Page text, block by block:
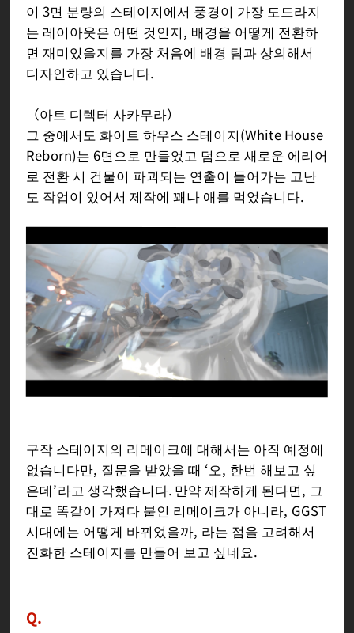
이 3면 분량의 스테이지에서 풍경이 가장 도드라지
는 레이아웃은 어떤 것인지, 배경을 어떻게 전환하
면 재미있을지를 가장 처음에 배경 팀과 상의해서
디자인하고 있습니다.
（아트 디렉터 사카무라）
그 중에서도 화이트 하우스 스테이지(White House
Reborn)는 6면으로 만들었고 덤으로 새로운 에리어
로 전환 시 건물이 파괴되는 연출이 들어가는 고난
도 작업이 있어서 제작에 꽤나 애를 먹었습니다.
구작 스테이지의 리메이크에 대해서는 아직 예정에
없습니다만, 질문을 받았을 때 ‘오, 한번 해보고 싶
은데’라고 생각했습니다. 만약 제작하게 된다면, 그
대로 똑같이 가져다 붙인 리메이크가 아니라, GGST
시대에는 어떻게 바뀌었을까, 라는 점을 고려해서
진화한 스테이지를 만들어 보고 싶네요.
Q.